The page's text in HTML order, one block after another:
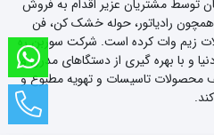
توسط مشتریان عزیر اقدام به فروش
رادیاتور، حوله خشک کن، فن
زیم وات کرده است. شرکت سوربن ره
و با بهره گیری از دستگاهای مدرن و
مختلف محصولات تاسیسات و تهویه مطبوع و